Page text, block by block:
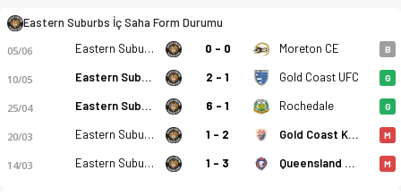
Eastern Suburbs FC - Brisbane City FC 3-1 bitti. Gol
Eastern Suburbs İç Saha Form Durumu
05/06 Eastern Suburbs 0 - 0 Moreton CE B
10/05 Eastern Suburbs 2 - 1 Gold Coast UFC G
25/04 Eastern Suburbs 6 - 1 Rochedale G
20/03 Eastern Suburbs 1 - 2 Gold Coast Knights M
14/03 Eastern Suburbs 1 - 3 Queensland Lions M